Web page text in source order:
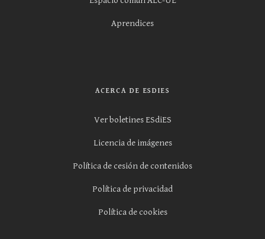
Aprendices
ACERCA DE ESDIES
Ver boletines ESdiES
Licencia de imágenes
Política de cesión de contenidos
Política de privacidad
Política de cookies